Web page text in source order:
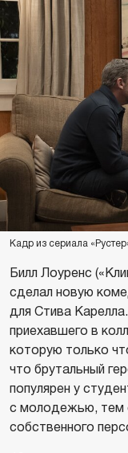
Кадр из сериала
Билл Лоуренс
сделал новую
для Стива
приехавшего в
которую только
что брутальный
популярен у
с молодежью, тем
собственного